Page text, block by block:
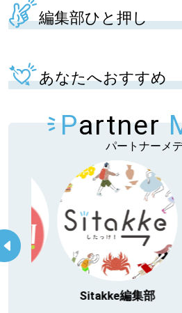
編集部ひと押し
あなたへおすすめ
Partner
パートナーメ
青いぽすと